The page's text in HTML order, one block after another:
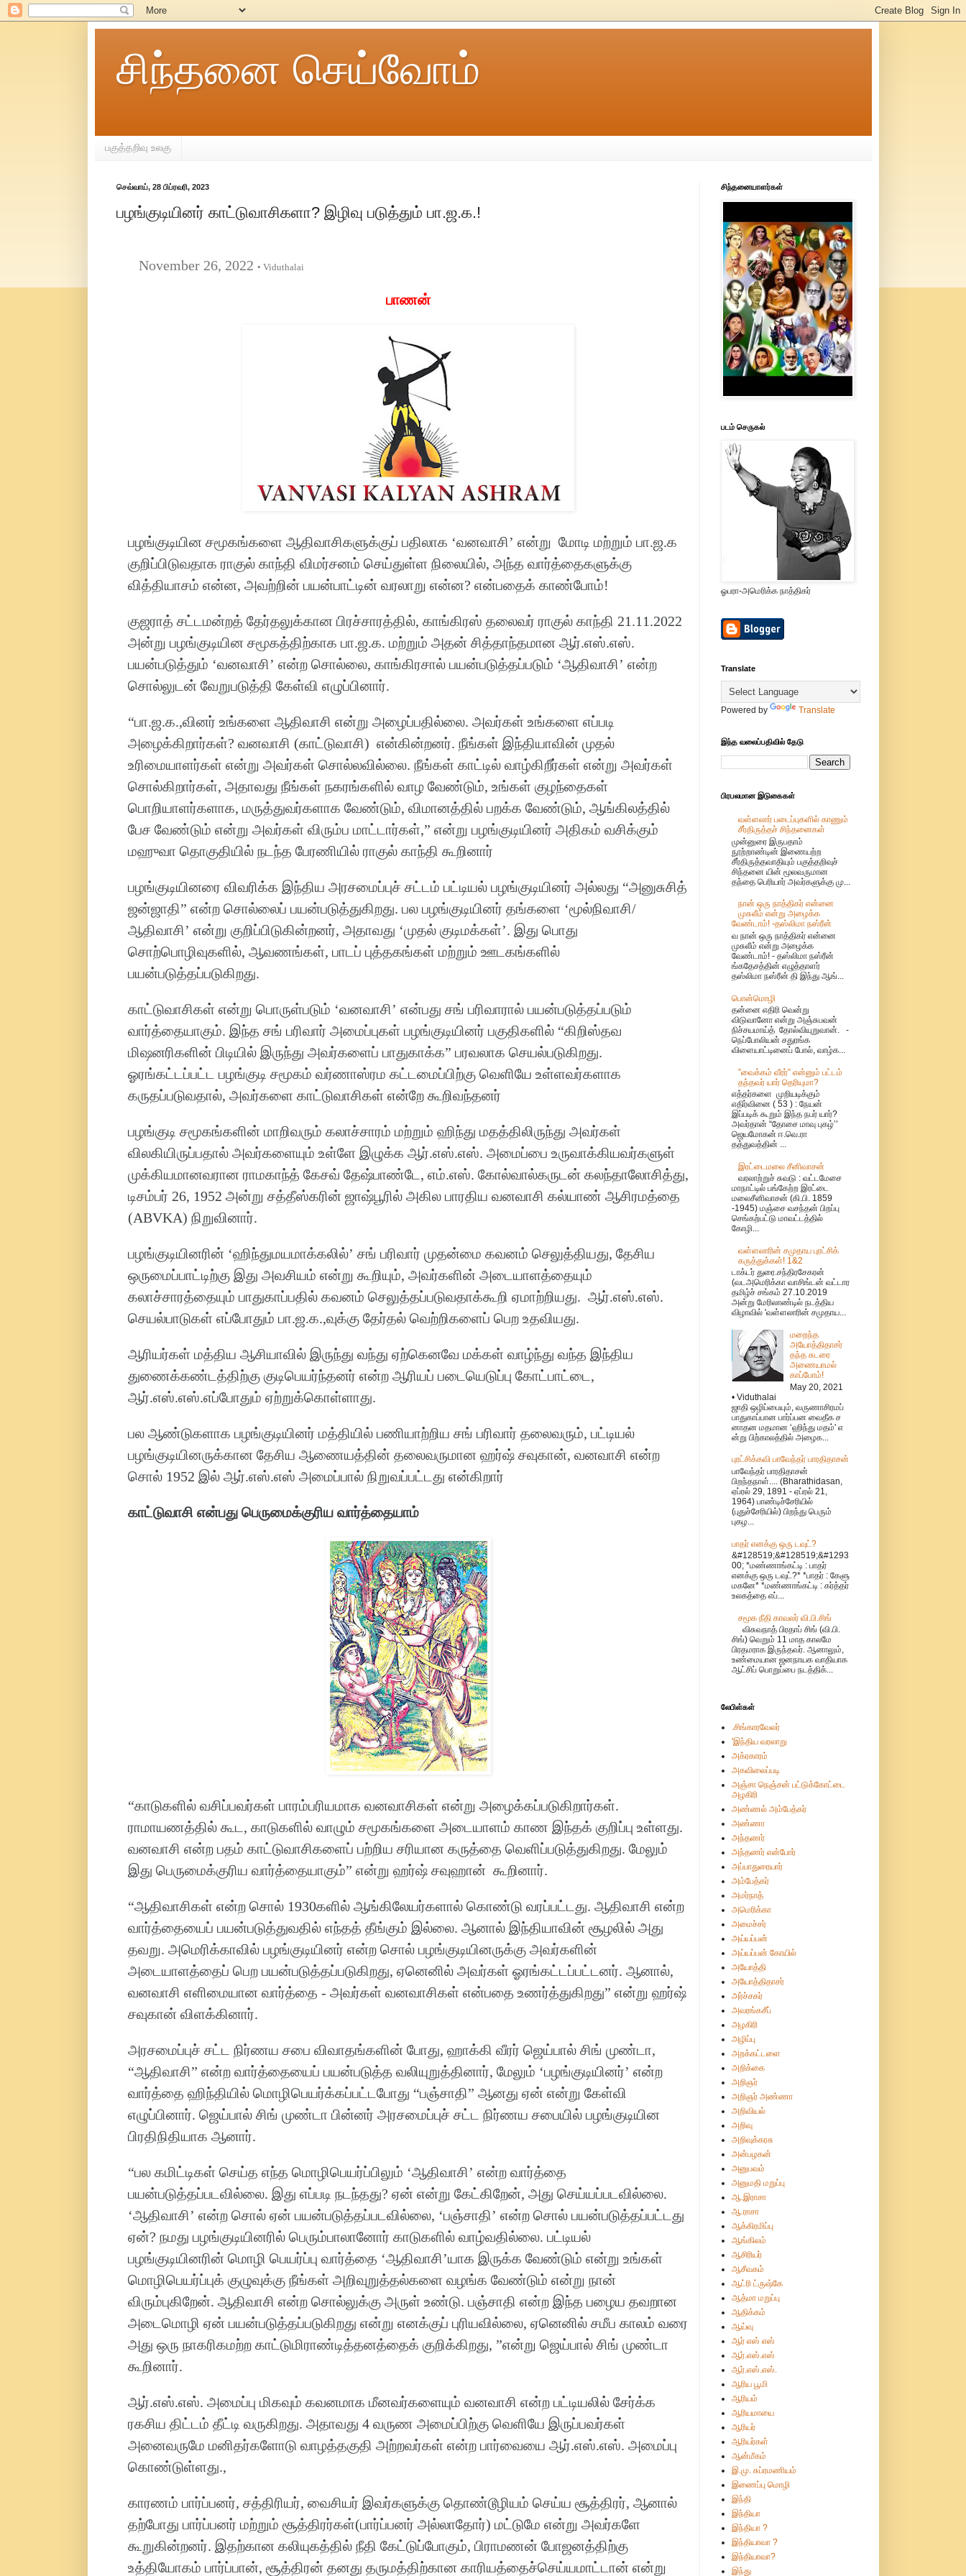
சிந்தனை செய்வோம்
பகுத்தறிவு உலகு
செவ்வாய், 28 பிப்ரவரி, 2023
பழங்குடியினர் காட்டுவாசிகளா? இழிவு படுத்தும் பா.ஜ.க.!
November 26, 2022 • Viduthalai
பாணன்
பழங்குடியின சமூகங்களை ஆதிவாசிகளுக்குப் பதிலாக ‘வனவாசி’ என்று மோடி மற்றும் பா.ஜ.க
குறிப்பிடுவதாக ராகுல் காந்தி விமர்சனம் செய்துள்ள நிலையில், அந்த வார்த்தைகளுக்கு
வித்தியாசம் என்ன, அவற்றின் பயன்பாட்டின் வரலாறு என்ன? என்பதைக் காண்போம்!
குஜராத் சட்டமன்றத் தேர்தலுக்கான பிரச்சாரத்தில், காங்கிரஸ் தலைவர் ராகுல் காந்தி 21.11.2022
அன்று பழங்குடியின சமூகத்திற்காக பா.ஜ.க. மற்றும் அதன் சித்தாந்தமான ஆர்.எஸ்.எஸ்.
பயன்படுத்தும் ‘வனவாசி’ என்ற சொல்லை, காங்கிரசால் பயன்படுத்தப்படும் ‘ஆதிவாசி’ என்ற
சொல்லுடன் வேறுபடுத்தி கேள்வி எழுப்பினார்.
“பா.ஜ.க.,வினர் உங்களை ஆதிவாசி என்று அழைப்பதில்லை. அவர்கள் உங்களை எப்படி
அழைக்கிறார்கள்? வனவாசி (காட்டுவாசி) என்கின்றனர். நீங்கள் இந்தியாவின் முதல்
உரிமையாளர்கள் என்று அவர்கள் சொல்லவில்லை. நீங்கள் காட்டில் வாழ்கிறீர்கள் என்று அவர்கள்
சொல்கிறார்கள், அதாவது நீங்கள் நகரங்களில் வாழ வேண்டும், உங்கள் குழந்தைகள்
பொறியாளர்களாக, மருத்துவர்களாக வேண்டும், விமானத்தில் பறக்க வேண்டும், ஆங்கிலத்தில்
பேச வேண்டும் என்று அவர்கள் விரும்ப மாட்டார்கள்,” என்று பழங்குடியினர் அதிகம் வசிக்கும்
மஹுவா தொகுதியில் நடந்த பேரணியில் ராகுல் காந்தி கூறினார்
பழங்குடியினரை விவரிக்க இந்திய அரசமைப்புச் சட்டம் பட்டியல் பழங்குடியினர் அல்லது “அனுசுசித்
ஜன்ஜாதி” என்ற சொல்லைப் பயன்படுத்துகிறது. பல பழங்குடியினர் தங்களை ‘மூல்நிவாசி/
ஆதிவாசி’ என்று குறிப்பிடுகின்றனர், அதாவது ‘முதல் குடிமக்கள்’. இது பொது
சொற்பொழிவுகளில், ஆவணங்கள், பாடப் புத்தகங்கள் மற்றும் ஊடகங்களில்
பயன்படுத்தப்படுகிறது.
காட்டுவாசிகள் என்று பொருள்படும் ‘வனவாசி’ என்பது சங் பரிவாரால் பயன்படுத்தப்படும்
வார்த்தையாகும். இந்த சங் பரிவார் அமைப்புகள் பழங்குடியினர் பகுதிகளில் “கிறிஸ்தவ
மிஷனரிகளின் பிடியில் இருந்து அவர்களைப் பாதுகாக்க” பரவலாக செயல்படுகிறது.
ஓரங்கட்டப்பட்ட பழங்குடி சமூகம் வர்ணாஸ்ரம கட்டமைப்பிற்கு வெளியே உள்ளவர்களாக
கருதப்படுவதால், அவர்களை காட்டுவாசிகள் என்றே கூறிவந்தனர்
பழங்குடி சமூகங்களின் மாறிவரும் கலாச்சாரம் மற்றும் ஹிந்து மதத்திலிருந்து அவர்கள்
விலகியிருப்பதால் அவர்களையும் உள்ளே இழுக்க ஆர்.எஸ்.எஸ். அமைப்பை உருவாக்கியவர்களுள்
முக்கியமானவரான ராமகாந்த் கேசவ் தேஷ்பாண்டே, எம்.எஸ். கோல்வால்கருடன் கலந்தாலோசித்து,
டிசம்பர் 26, 1952 அன்று சத்தீஸ்கரின் ஜாஷ்பூரில் அகில பாரதிய வனவாசி கல்யாண் ஆசிரமத்தை
(ABVKA) நிறுவினார்.
பழங்குடியினரின் ‘ஹிந்துமயமாக்கலில்’ சங் பரிவார் முதன்மை கவனம் செலுத்தியது, தேசிய
ஒருமைப்பாட்டிற்கு இது அவசியம் என்று கூறியும், அவர்களின் அடையாளத்தையும்
கலாச்சாரத்தையும் பாதுகாப்பதில் கவனம் செலுத்தப்படுவதாக்கூறி ஏமாற்றியது. ஆர்.எஸ்.எஸ்.
செயல்பாடுகள் எப்போதும் பா.ஜ.க.,வுக்கு தேர்தல் வெற்றிகளைப் பெற உதவியது.
ஆரியர்கள் மத்திய ஆசியாவில் இருந்து வந்து ஏற்கெனவே மக்கள் வாழ்ந்து வந்த இந்திய
துணைக்கண்டத்திற்கு குடிபெயர்ந்தனர் என்ற ஆரியப் படையெடுப்பு கோட்பாட்டை,
ஆர்.எஸ்.எஸ்.எப்போதும் ஏற்றுக்கொள்ளாது.
பல ஆண்டுகளாக பழங்குடியினர் மத்தியில் பணியாற்றிய சங் பரிவார் தலைவரும், பட்டியல்
பழங்குடியினருக்கான தேசிய ஆணையத்தின் தலைவருமான ஹர்ஷ் சவுகான், வனவாசி என்ற
சொல் 1952 இல் ஆர்.எஸ்.எஸ் அமைப்பால் நிறுவப்பட்டது என்கிறார்
காட்டுவாசி என்பது பெருமைக்குரிய வார்த்தையாம்
“காடுகளில் வசிப்பவர்கள் பாரம்பரியமாக வனவாசிகள் என்று அழைக்கப்படுகிறார்கள்.
ராமாயணத்தில் கூட, காடுகளில் வாழும் சமூகங்களை அடையாளம் காண இந்தக் குறிப்பு உள்ளது.
வனவாசி என்ற பதம் காட்டுவாசிகளைப் பற்றிய சரியான கருத்தை வெளிப்படுத்துகிறது. மேலும்
இது பெருமைக்குரிய வார்த்தையாகும்” என்று ஹர்ஷ் சவுஹான் கூறினார்.
“ஆதிவாசிகள் என்ற சொல் 1930களில் ஆங்கிலேயர்களால் கொண்டு வரப்பட்டது. ஆதிவாசி என்ற
வார்த்தையைப் பயன்படுத்துவதில் எந்தத் தீங்கும் இல்லை. ஆனால் இந்தியாவின் சூழலில் அது
தவறு. அமெரிக்காவில் பழங்குடியினர் என்ற சொல் பழங்குடியினருக்கு அவர்களின்
அடையாளத்தைப் பெற பயன்படுத்தப்படுகிறது, ஏனெனில் அவர்கள் ஓரங்கட்டப்பட்டனர். ஆனால்,
வனவாசி எளிமையான வார்த்தை - அவர்கள் வனவாசிகள் என்பதை உணர்த்துகிறது” என்று ஹர்ஷ்
சவுகான் விளக்கினார்.
அரசமைப்புச் சட்ட நிர்ணய சபை விவாதங்களின் போது, ​​ஹாக்கி வீரர் ஜெய்பால் சிங் முண்டா,
“ஆதிவாசி” என்ற வார்த்தையைப் பயன்படுத்த வலியுறுத்தினார், மேலும் ‘பழங்குடியினர்’ என்ற
வார்த்தை ஹிந்தியில் மொழிபெயர்க்கப்பட்டபோது “பஞ்சாதி” ஆனது ஏன் என்று கேள்வி
எழுப்பினார். ஜெய்பால் சிங் முண்டா பின்னர் அரசமைப்புச் சட்ட நிர்ணய சபையில் பழங்குடியின
பிரதிநிதியாக ஆனார்.
“பல கமிட்டிகள் செய்த எந்த மொழிபெயர்ப்பிலும் ‘ஆதிவாசி’ என்ற வார்த்தை
பயன்படுத்தப்படவில்லை. இது எப்படி நடந்தது? ஏன் என்று கேட்கிறேன், அது செய்யப்படவில்லை.
‘ஆதிவாசி’ என்ற சொல் ஏன் பயன்படுத்தப்படவில்லை, ‘பஞ்சாதி’ என்ற சொல் பயன்படுத்தப்பட்டது
ஏன்? நமது பழங்குடியினரில் பெரும்பாலானோர் காடுகளில் வாழ்வதில்லை. பட்டியல்
பழங்குடியினரின் மொழி பெயர்ப்பு வார்த்தை ‘ஆதிவாசி’யாக இருக்க வேண்டும் என்று உங்கள்
மொழிபெயர்ப்புக் குழுவுக்கு நீங்கள் அறிவுறுத்தல்களை வழங்க வேண்டும் என்று நான்
விரும்புகிறேன். ஆதிவாசி என்ற சொல்லுக்கு அருள் உண்டு. பஞ்சாதி என்ற இந்த பழைய தவறான
அடைமொழி ஏன் பயன்படுத்தப்படுகிறது என்று எனக்குப் புரியவில்லை, ஏனெனில் சமீப காலம் வரை
அது ஒரு நாகரிகமற்ற காட்டுமிராண்டித்தனத்தைக் குறிக்கிறது, ”என்று ஜெய்பால் சிங் முண்டா
கூறினார்.
ஆர்.எஸ்.எஸ். அமைப்பு மிகவும் கவனமாக மீனவர்களையும் வனவாசி என்ற பட்டியலில் சேர்க்க
ரகசிய திட்டம் தீட்டி வருகிறது. அதாவது 4 வருண அமைப்பிற்கு வெளியே இருப்பவர்கள்
அனைவருமே மனிதர்களோடு வாழத்தகுதி அற்றவர்கள் என்ற பார்வையை ஆர்.எஸ்.எஸ். அமைப்பு
கொண்டுள்ளது.,
காரணம் பார்ப்பனர், சத்திரியர், வைசியர் இவர்களுக்கு தொண்டூழியம் செய்ய சூத்திரர், ஆனால்
தற்போது பார்ப்பனர் மற்றும் சூத்திரர்கள்(பார்ப்பனர் அல்லாதோர்) மட்டுமே என்று அவர்களே
கூறுகின்றனர். இதற்கான கலியுகத்தில் நீதி கேட்டுப்போகும், பிராமணன் போஜனத்திற்கு
உத்தியோகம் பார்ப்பான், சூத்திரன் தனது தருமத்திற்கான காரியத்தைச்செய்யமாட்டான் என்று
சிந்தனையாளர்கள்
படம் செருகல்
ஓபரா-அமெரிக்க நாத்திகர்
Translate
Powered by Translate
இந்த வலைப்பதிவில் தேடு
பிரபலமான இடுகைகள்
வள்ளலார் படைப்புகளில் காணும்
சீர்திருத்தச் சிந்தனைகள்
முன்னுரை இருபதாம்
நூற்றாண்டின் இணையற்ற
சீர்திருத்தவாதியும் பகுத்தறிவுச்
சிந்தனை யின் மூலவருமான
தந்தை பெரியார் அவர்களுக்கு மு...
நான் ஒரு நாத்திகர் என்னை
முசுலீம் என்று அழைக்க
வேண்டாம்! -தஸ்லிமா நஸ்ரீன்
வ நான் ஒரு நாத்திகர் என்னை
முசுலீம் என்று அழைக்க
வேண்டாம்! - தஸ்லிமா நஸ்ரீன்
ங்கதேசத்தின் எழுத்தாளர்
தஸ்லிமா நஸ்ரீன் தி இந்து ஆங்...
பொன்மொழி
தன்னை எதிரி வென்று
விடுவானோ என்று அஞ்சுபவன்
நிச்சயமாய்த் தோல்வியுறுவான். -
நெப்போலியன் சதுரங்க
விளையாட்டினைப் போல், வாழ்க...
”வைக்கம் வீரர்” என்னும் பட்டம்
தந்தவர் யார் தெரியுமா?
எத்தர்களை முறியடிக்கும்
எதிர்வினை ( 53 ) : நேயன்
இப்படிக் கூறும் இந்த நபர் யார்?
அவர்தான் “தோசை மாவு புகழ்’’
ஜெயமோகன் ஈ.வெ.ரா
தத்துவத்தின் ...
இரட்டைமலை சீனிவாசன்
வரலாற்றுச் சுவடு : வட்டமேசை
மாநாட்டில் பங்கேற்ற இரட்டை
மலைசீனிவாசன் (கி.பி. 1859
-1945) மஞ்சை வசந்தன் பிறப்பு
செங்கற்பட்டு மாவட்டத்தில்
கோழி...
வள்ளலாரின் சமுதாய புரட்சிக்
கருத்துக்கள்! 1&2
டாக்டர் துரை.சந்திரசேகரன்
(வடஅமெரிக்கா வாசிங்டன் வட்டார
தமிழ்ச் சங்கம் 27.10.2019
அன்று மேரிலாண்டில் நடத்திய
விழாவில் 'வள்ளலாரின் சமுதாய...
மறைந்த
அயோத்திதாசர்
தந்த சுடரை
அணையாமல்
காப்போம்!
May 20, 2021
• Viduthalai
ஜாதி ஒழிப்பையும், வருணாசிரமப்
பாதுகாப்பான பார்ப்பன வைதீக ச
னாதன மதமான ‘ஹிந்து மதம்' எ
ன்று பிற்காலத்தில் அழைக...
புரட்சிக்கவி பாவேந்தர் பாரதிதாசன்
பாவேந்தர் பாரதிதாசன்
பிறந்தநாள்.... (Bharathidasan,
ஏப்ரல் 29, 1891 - ஏப்ரல் 21,
1964) பாண்டிச்சேரியில்
(புதுச்சேரியில்) பிறந்து பெரும்
புகழ...
பாதர் எனக்கு ஒரு டவுட்?
&#128519;&#128519;&#1293
00; *மண்ணாங்கட்டி : பாதர்
எனக்கு ஒரு டவுட்?* *பாதர் : கேளு
மகனே* *மண்ணாங்கட்டி : கர்த்தர்
உலகத்தை எப்...
சமூக நீதி காவலர் வி.பி.சிங்
விசுவநாத் பிரதாப் சிங் (வி.பி.
சிங்) வெறும் 11 மாத காலமே
பிரதமராக இருந்தவர். ஆனாலும்,
உண்மையான ஜனநாயக வாதியாக
ஆட்சிப் பொறுப்பை நடத்திக்...
லேபிள்கள்
.சிங்காரவேலர்
'இந்திய வரலாறு
அக்ரகாரம்
அகவிலைப்படி
அஞ்சா நெஞ்சன் பட்டுக்கோட்டை
அழகிரி
அண்ணல் அம்பேத்கர்
அண்ணா
அந்தணர்
அந்தணர் என்போர்
அப்பாதுரையார்
அம்பேத்கர்
அமர்நாத்
அமெரிக்கா
அமைச்சர்
அய்யப்பன்
அய்யப்பன் கோயில்
அயோத்தி
அயோத்திதாசர்
அர்ச்சகர்
அவரங்கசீப்
அழகிரி
அழிப்பு
அறக்கட்டளை
அறிக்கை
அறிஞர்
அறிஞர் அண்ணா
அறிவியல்
அறிவு
அறிவுக்கரசு
அன்பழகன்
அனுபவம்
அனுமதி மறுப்பு
ஆ.இராசா
ஆ.ராசா
ஆக்கிரமிப்பு
ஆங்கிலம்
ஆசிரியர்
ஆசீவகம்
ஆட்ரி ட்ருஷ்கே
ஆத்மா மறுப்பு
ஆதிக்கம்
ஆய்வு
ஆர் எஸ் எஸ்
ஆர்.எஸ்.எஸ்
ஆர்.எஸ்.எஸ்.
ஆரிய பூமி
ஆரியம்
ஆரியமாயை
ஆரியர்
ஆரியர்கள்
ஆன்மீகம்
இ.மு. சுப்ரமணியம்
இணைப்பு மொழி
இந்தி
இந்தியா
இந்தியா ?
இந்தியாவா ?
இந்தியாவா?
இந்து